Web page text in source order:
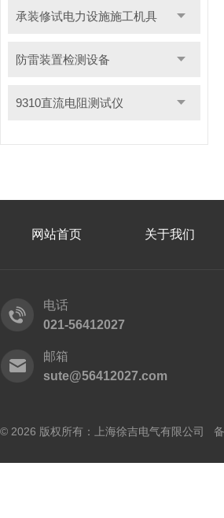
承装修试电力设施施工机具
防雷装置检测设备
9310直流电阻测试仪
网站首页 关于我们
电话
021-56412027
邮箱
sute@56412027.com
© 2026 版权所有：上海徐吉电气有限公司 备